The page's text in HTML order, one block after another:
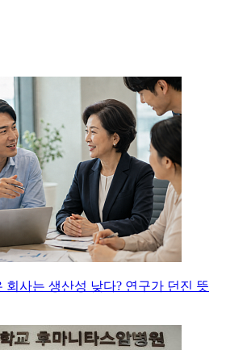
회사는 생산성 낮다? 연구가 던진 뜻